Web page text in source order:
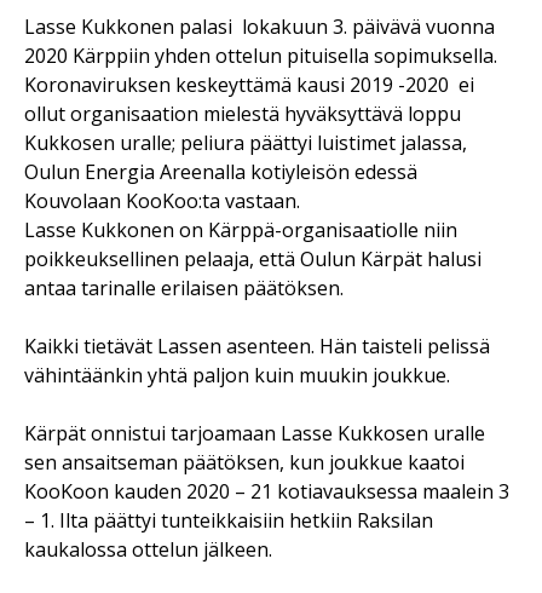
Lasse Kukkonen palasi lokakuun 3. päivävä vuonna
2020 Kärppiin yhden ottelun pituisella sopimuksella.
Koronaviruksen keskeyttämä kausi 2019 -2020 ei
ollut organisaation mielestä hyväksyttävä loppu
Kukkosen uralle; peliura päättyi luistimet jalassa,
Oulun Energia Areenalla kotiyleisön edessä
Kouvolaan KooKoo:ta vastaan.
Lasse Kukkonen on Kärppä-organisaatiolle niin
poikkeuksellinen pelaaja, että Oulun Kärpät halusi
antaa tarinalle erilaisen päätöksen.
Kaikki tietävät Lassen asenteen. Hän taisteli pelissä
vähintäänkin yhtä paljon kuin muukin joukkue.
Kärpät onnistui tarjoamaan Lasse Kukkosen uralle
sen ansaitseman päätöksen, kun joukkue kaatoi
KooKoon kauden 2020 – 21 kotiavauksessa maalein 3
– 1. Ilta päättyi tunteikkaisiin hetkiin Raksilan
kaukalossa ottelun jälkeen.